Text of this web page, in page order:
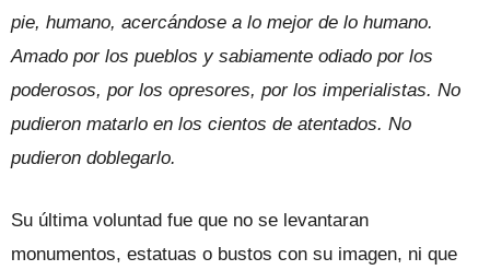
pie, humano, acercándose a lo mejor de lo humano.
Amado por los pueblos y sabiamente odiado por los
poderosos, por los opresores, por los imperialistas. No
pudieron matarlo en los cientos de atentados. No
pudieron doblegarlo.
Su última voluntad fue que no se levantaran
monumentos, estatuas o bustos con su imagen, ni que